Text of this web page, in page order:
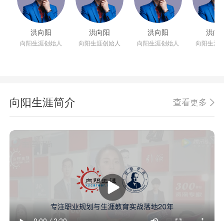
洪向阳
向阳生涯创始人
洪向阳
向阳生涯创始人
洪向阳
向阳生涯创始人
洪向
向阳生涯
向阳生涯简介 查看更多